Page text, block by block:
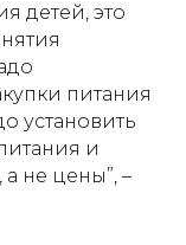
детей, это
питания
установить
и
а не цены”, –